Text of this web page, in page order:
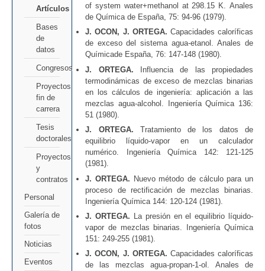
Artículos
Bases
de
datos
Congresos
Proyectos
fin de
carrera
Tesis
doctorales
Proyectos
y
contratos
Personal
Galería de
fotos
Noticias
Eventos
of system water+methanol at 298.15 K. Anales
de Química de España, 75: 94-96 (1979).
J. OCON, J. ORTEGA. Capacidades caloríficas
de exceso del sistema agua-etanol. Anales de
Químicade España, 76: 147-148 (1980).
J. ORTEGA. Influencia de las propiedades
termodinámicas de exceso de mezclas binarias
en los cálculos de ingeniería: aplicación a las
mezclas agua-alcohol. Ingeniería Química 136:
51 (1980).
J. ORTEGA. Tratamiento de los datos de
equilibrio líquido-vapor en un calculador
numérico. Ingeniería Química 142: 121-125
(1981).
J. ORTEGA. Nuevo método de cálculo para un
proceso de rectificación de mezclas binarias.
Ingeniería Química 144: 120-124 (1981).
J. ORTEGA. La presión en el equilibrio líquido-
vapor de mezclas binarias. Ingeniería Química
151: 249-255 (1981).
J. OCON, J. ORTEGA. Capacidades caloríficas
de las mezclas agua-propan-1-ol. Anales de